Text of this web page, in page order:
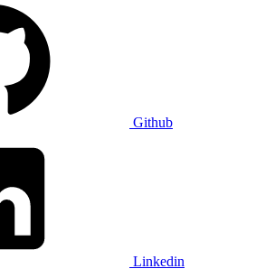
Github
Linkedin